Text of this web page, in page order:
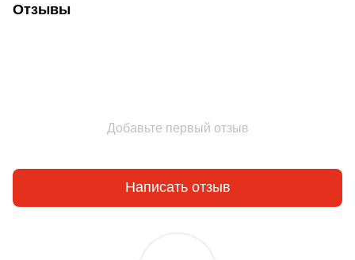
Отзывы
Добавьте первый отзыв
Написать отзыв